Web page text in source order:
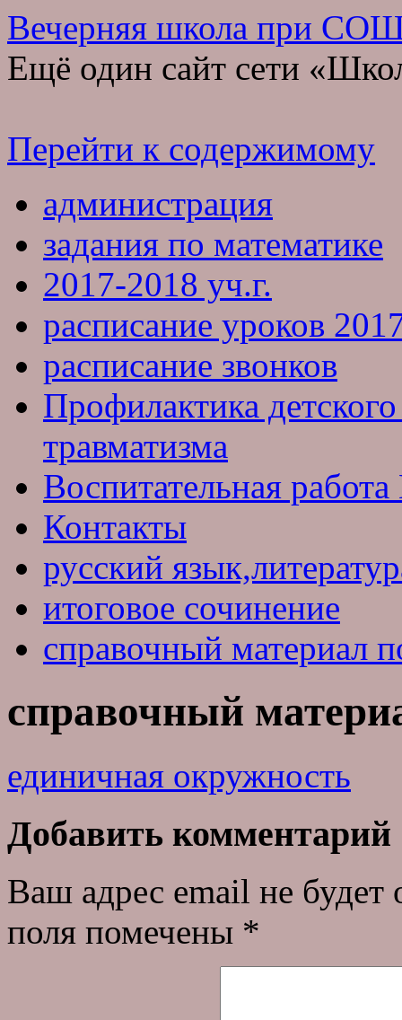
Вечерняя школа при
Ещё один сайт сети
Перейти к содержимому
администрация
задания по математике
2017-2018 уч.г.
расписание уроков
расписание звонков
Профилактика
травматизма
Воспитательная
Контакты
русский
итоговое сочинение
справочный материал
справочный
единичная окружность
Добавить комментарий
Ваш адрес email не будет
поля помечены *